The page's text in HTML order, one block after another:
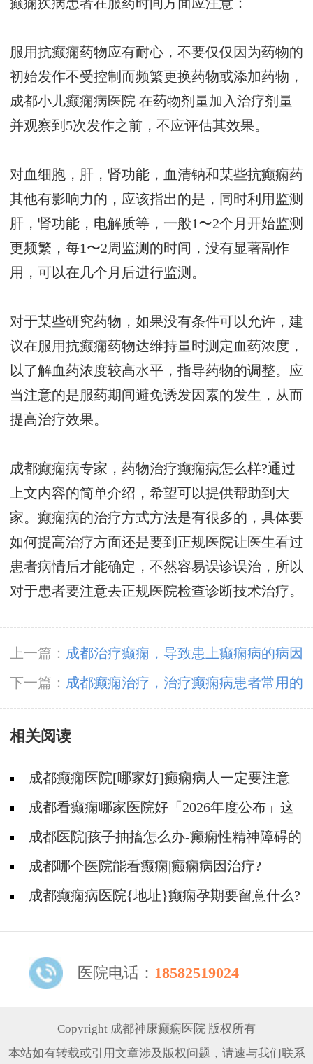
癫痫疾病患者在服药时间方面应注意：
服用抗癫痫药物应有耐心，不要仅仅因为药物的
初始发作不受控制而频繁更换药物或添加药物，
成都小儿癫痫病医院 在药物剂量加入治疗剂量
并观察到5次发作之前，不应评估其效果。
对血细胞，肝，肾功能，血清钠和某些抗癫痫药
其他有影响力的，应该指出的是，同时利用监测
肝，肾功能，电解质等，一般1〜2个月开始监测
更频繁，每1〜2周监测的时间，没有显著副作
用，可以在几个月后进行监测。
对于某些研究药物，如果没有条件可以允许，建
议在服用抗癫痫药物达维持量时测定血药浓度，
以了解血药浓度较高水平，指导药物的调整。应
当注意的是服药期间避免诱发因素的发生，从而
提高治疗效果。
成都癫痫病专家，药物治疗癫痫病怎么样?通过
上文内容的简单介绍，希望可以提供帮助到大
家。癫痫病的治疗方式方法是有很多的，具体要
如何提高治疗方面还是要到正规医院让医生看过
患者病情后才能确定，不然容易误诊误治，所以
对于患者要注意去正规医院检查诊断技术治疗。
上一篇： 成都治疗癫痫，导致患上癫痫病的病因
都有哪些?
下一篇： 成都癫痫治疗，治疗癫痫病患者常用的
有哪些呢?
相关阅读
成都癫痫医院[哪家好]癫痫病人一定要注意
哪些护理问题?
成都看癫痫哪家医院好「2026年度公布」这
些常见的食物能帮助癫痫治疗!
成都医院|孩子抽搐怎么办-癫痫性精神障碍的
护理措施有哪些?
成都哪个医院能看癫痫|癫痫病因治疗?
成都癫痫病医院{地址}癫痫孕期要留意什么?
医院电话： 18582519024
Copyright 成都神康癫痫医院 版权所有
本站如有转载或引用文章涉及版权问题，请速与我们联系